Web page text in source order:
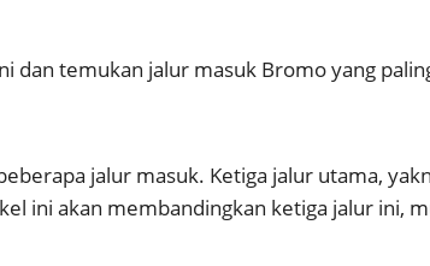
temukan jalur masuk Bromo yang
jalur masuk. Ketiga jalur utama,
ini akan membandingkan ketiga jalur ini,